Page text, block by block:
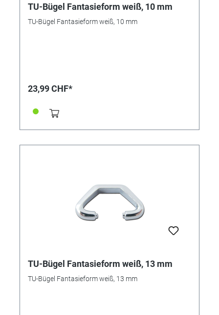
TU-Bügel Fantasieform weiß, 10 mm
TU-Bügel Fantasieform weiß, 10 mm
23,99 CHF*
TU-Bügel Fantasieform weiß, 13 mm
TU-Bügel Fantasieform weiß, 13 mm